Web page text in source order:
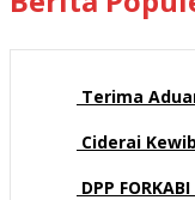
Terima
Ciderai
DPP